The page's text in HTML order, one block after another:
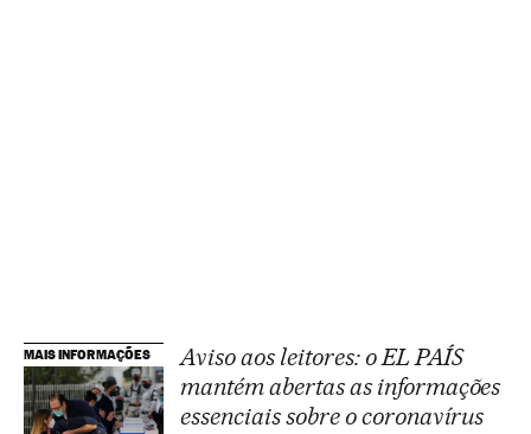
MAIS INFORMAÇÕES
Aviso aos leitores: o EL PAÍS
mantém abertas as informações
essenciais sobre o coronavírus